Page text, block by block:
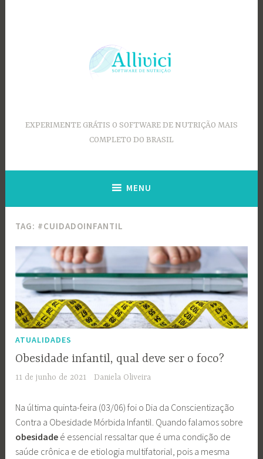
EXPERIMENTE GRÁTIS O SOFTWARE DE NUTRIÇÃO MAIS
COMPLETO DO BRASIL
MENU
TAG: #CUIDADOINFANTIL
ATUALIDADES
Obesidade infantil, qual deve ser o foco?
11 de junho de 2021 Daniela Oliveira
Na última quinta-feira (03/06) foi o Dia da Conscientização
Contra a Obesidade Mórbida Infantil. Quando falamos sobre
obesidade é essencial ressaltar que é uma condição de
saúde crônica e de etiologia multifatorial, pois a mesma